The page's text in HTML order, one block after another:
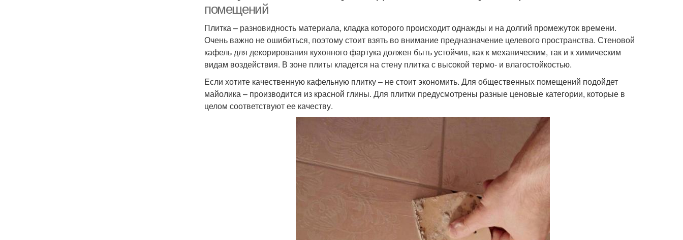
помещений
Плитка – разновидность материала, кладка которого происходит однажды и на долгий промежуток времени.
Очень важно не ошибиться, поэтому стоит взять во внимание предназначение целевого пространства. Стеновой
кафель для декорирования кухонного фартука должен быть устойчив, как к механическим, так и к химическим
видам воздействия. В зоне плиты кладется на стену плитка с высокой термо- и влагостойкостью.
Если хотите качественную кафельную плитку – не стоит экономить. Для общественных помещений подойдет
майолика – производится из красной глины. Для плитки предусмотрены разные ценовые категории, которые в
целом соответствуют ее качеству.